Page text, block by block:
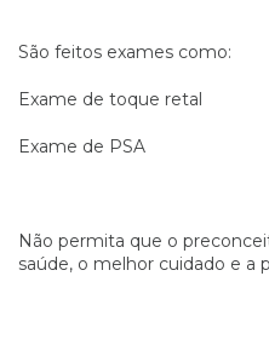
São feitos exames como:
Exame de toque retal
Exame de PSA
Não permita que o
saúde, o melhor cuidado e a